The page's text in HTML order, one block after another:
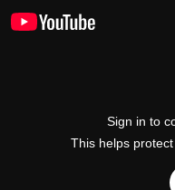
Sign in to
This helps